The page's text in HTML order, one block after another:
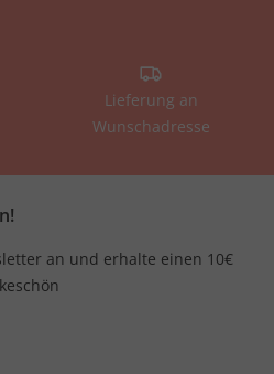
Lieferung an
Wunschadresse
an und erhalte einen 10€